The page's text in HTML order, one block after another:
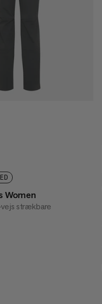
Women
strækbare